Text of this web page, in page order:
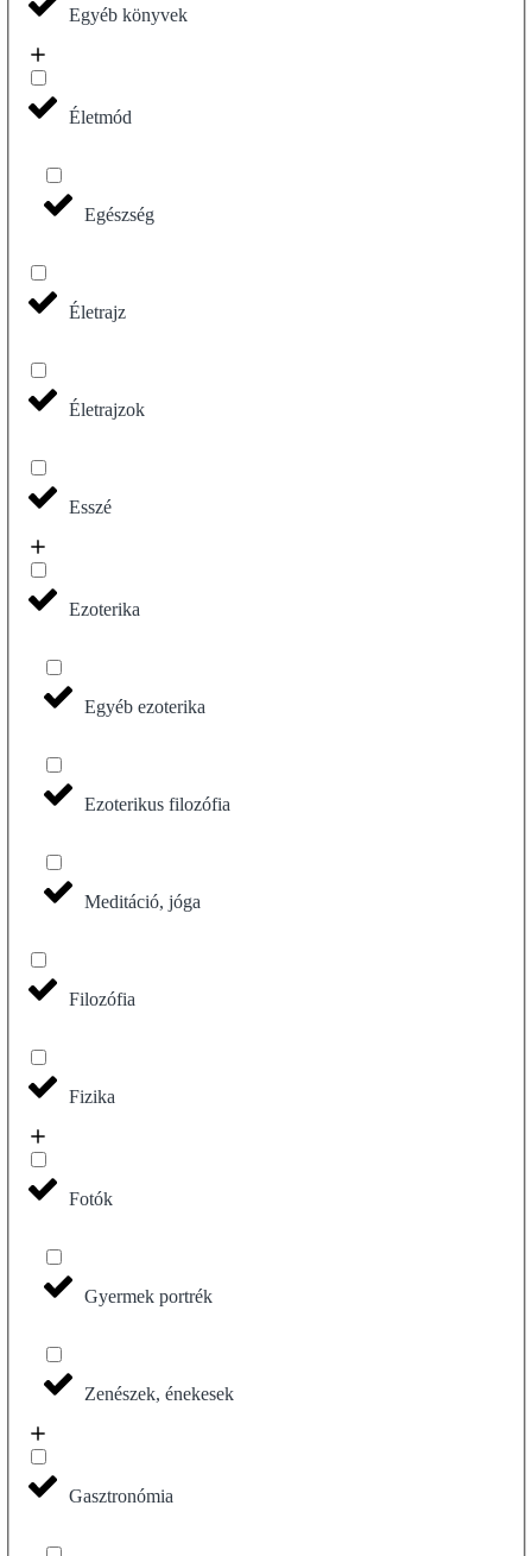
Egyéb könyvek
Életmód
Egészség
Életrajz
Életrajzok
Esszé
Ezoterika
Egyéb ezoterika
Ezoterikus filozófia
Meditáció, jóga
Filozófia
Fizika
Fotók
Gyermek portrék
Zenészek, énekesek
Gasztronómia